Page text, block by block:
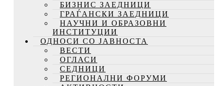
БИЗНИС ЗАЕДНИЦИ
ГРАЃАНСКИ ЗАЕДНИЦИ
НАУЧНИ И ОБРАЗОВНИ
ИНСТИТУЦИИ
ОДНОСИ СО ЈАВНОСТА
ВЕСТИ
ОГЛАСИ
СЕДНИЦИ
РЕГИОНАЛНИ ФОРУМИ